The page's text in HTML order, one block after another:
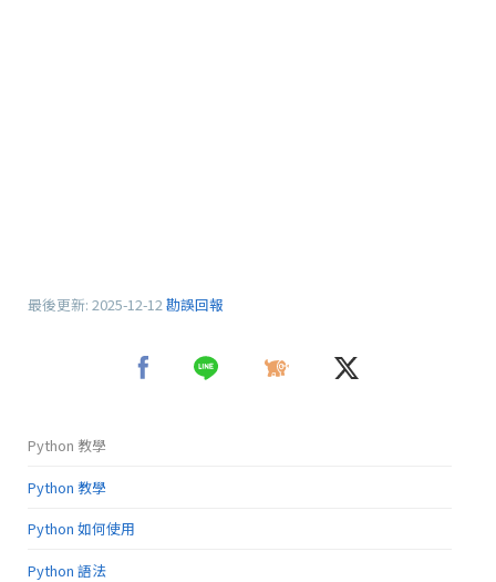
最後更新: 2025-12-12勘誤回報
Python 教學
Python 教學
Python 如何使用
Python 語法